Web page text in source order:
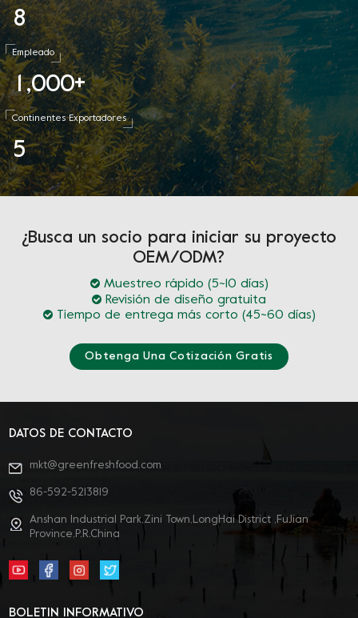
8
Empleado
1 ,000+
Continentes Exportadores
5
¿Busca un socio para iniciar su proyecto
OEM/ODM?
Muestreo rápido (5~10 días)
Revisión de diseño gratuita
Tiempo de entrega más corto (45~60 días)
Obtenga Una Cotización Gratis
DATOS DE CONTACTO
mkt@greenfreshfood.com
86-592-5213819
Anshan Industrial Park,Zini Town,LongHai District ,FuJian
Province,P.R.China
BOLETIN INFORMATIVO